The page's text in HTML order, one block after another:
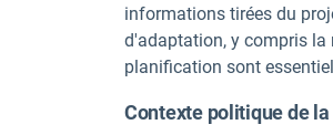
informations tirées du
d'adaptation, y compris la
planification sont
Contexte politique de